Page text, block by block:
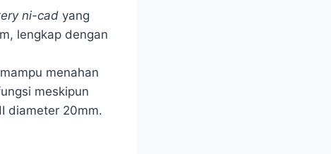
ni-cad yang
lengkap dengan
menahan
meskipun
diameter 20mm.